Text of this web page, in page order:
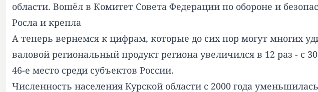
области. Вошёл в Комитет Совета Федерации по обороне и
Росла и крепла
А теперь вернемся к цифрам, которые до сих пор могут многих
валовой региональный продукт региона увеличился в 12 раз - с
46-е место среди субъектов России.
Численность населения Курской области с 2000 года